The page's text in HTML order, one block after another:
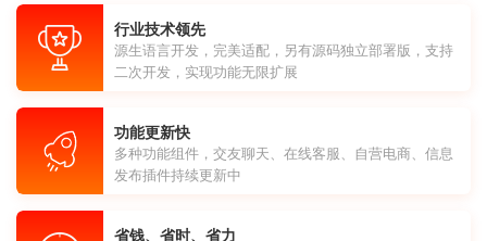
行业技术领先
源生语言开发，完美适配，另有源码独立部署版，支持
二次开发，实现功能无限扩展
功能更新快
多种功能组件，交友聊天、在线客服、自营电商、信息
发布插件持续更新中
省钱、省时、省力